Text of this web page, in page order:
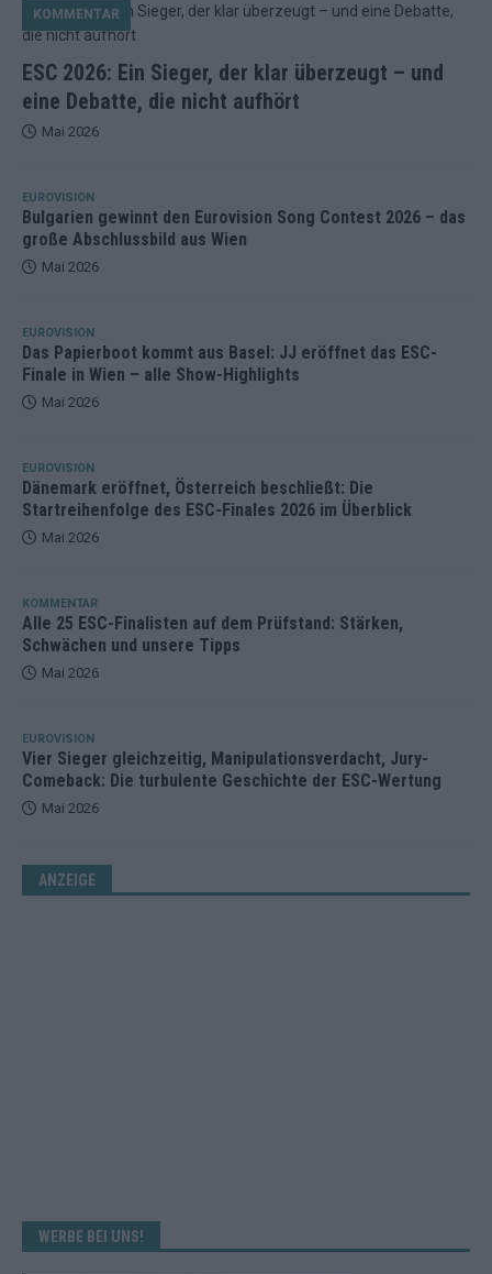
ESC 2026: Ein Sieger, der klar überzeugt – und
eine Debatte, die nicht aufhört
KOMMENTAR
Mai 2026
EUROVISION
Bulgarien gewinnt den Eurovision Song Contest 2026 – das
große Abschlussbild aus Wien
Mai 2026
EUROVISION
Das Papierboot kommt aus Basel: JJ eröffnet das ESC-
Finale in Wien – alle Show-Highlights
Mai 2026
EUROVISION
Dänemark eröffnet, Österreich beschließt: Die
Startreihenfolge des ESC-Finales 2026 im Überblick
Mai 2026
KOMMENTAR
Alle 25 ESC-Finalisten auf dem Prüfstand: Stärken,
Schwächen und unsere Tipps
Mai 2026
EUROVISION
Vier Sieger gleichzeitig, Manipulationsverdacht, Jury-
Comeback: Die turbulente Geschichte der ESC-Wertung
Mai 2026
ANZEIGE
WERBE BEI UNS!